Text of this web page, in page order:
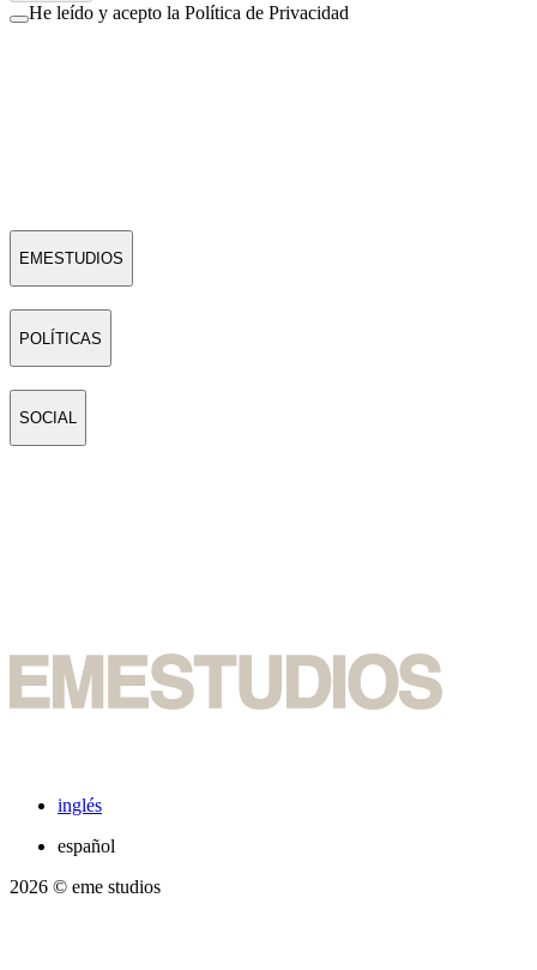
He leído y acepto la Política de Privacidad
EMESTUDIOS
POLÍTICAS
SOCIAL
inglés
español
2026 © eme studios